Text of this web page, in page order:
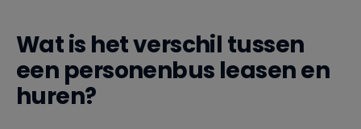
Wat is het verschil tussen
een personenbus leasen en
huren?